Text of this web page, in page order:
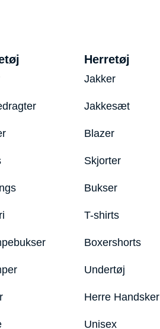
Herretøj
Jakker
Jakkesæt
Blazer
Skjorter
Bukser
T-shirts
Boxershorts
Undertøj
Herre Handsker
Unisex